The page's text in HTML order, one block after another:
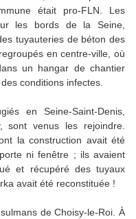
était pro-FLN. Les
les bords de la Seine,
tuyauteries de béton des
en centre-ville, où
un hangar de chantier
conditions infectes.
en Seine-Saint-Denis,
sont venus les rejoindre.
la construction avait été
ni fenêtre ; ils avaient
et récupéré des tuyaux
avait été reconstituée !
de Choisy-le-Roi. À